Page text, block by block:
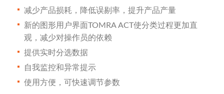
减少产品损耗，降低误剔率，提升产品产量
新的图形用户界面TOMRA ACT使分类过程更加直
观，减少对操作员的依赖
提供实时分选数据
自我监控和异常提示
使用方便，可快速调节参数